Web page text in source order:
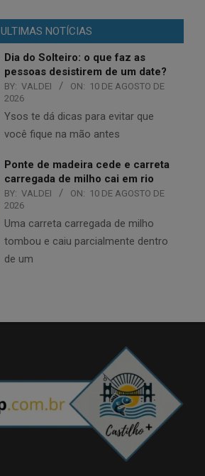
ULTIMAS NOTÍCIAS
Dia do Solteiro: o que faz as
pessoas desistirem de um date?
BY: VALDEI ON: 10 DE AGOSTO DE
2026
Ysos te dá dicas para evitar que
você fique na mão antes
Ponte de madeira cede e carreta
carregada de milho cai em rio
BY: VALDEI ON: 10 DE AGOSTO DE
2026
Uma carreta carregada de milho
tombou e caiu parcialmente dentro
de um